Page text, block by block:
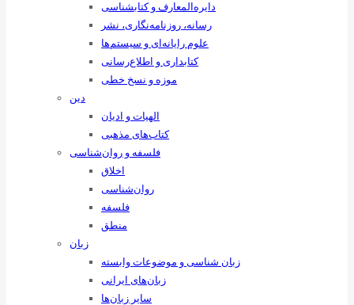
دایره‌المعارف و کتابشناسی
رسانه‌، روزنامه‌نگاری، نشر
علوم رایانه‌ای و سیستم‌ها
کتابداری و اطلاع‌رسانی
موزه و نسخ خطی
دین
الهیات و ادیان
کتاب‌های مذهبی
فلسفه و روان‌شناسی
اخلاق
روان‌شناسی
فلسفه
منطق
زبان
زبان ‌شناسی و موضوعات وابسته
زبان‌های ایرانی
سایر زبان‌ها